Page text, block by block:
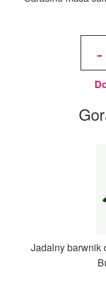
-
1
Jadalny barwnik